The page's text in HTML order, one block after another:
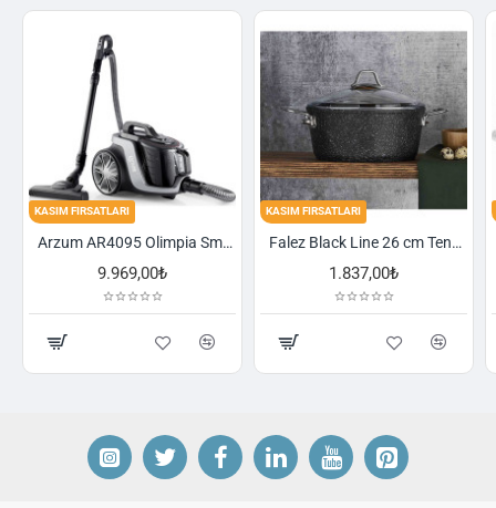
Arzum AR4095 Olimpia Smart Cyclone Filtreli Süpürge - Füme
KASIM FIRSATLARI
Falez Black Line 26 cm Tencere
KASIM